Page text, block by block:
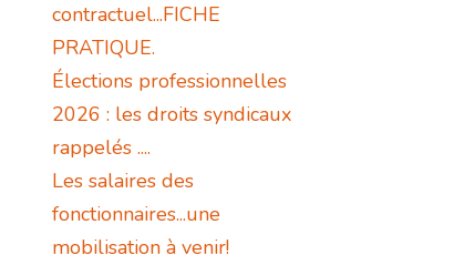
contractuel...FICHE
PRATIQUE.
Élections professionnelles
2026 : les droits syndicaux
rappelés ....
Les salaires des
fonctionnaires...une
mobilisation à venir!